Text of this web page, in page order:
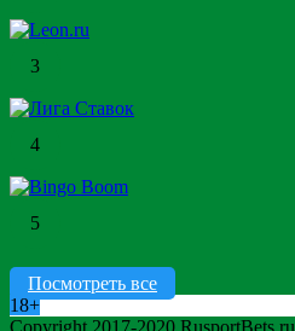
3
4
5
Посмотреть все
18+